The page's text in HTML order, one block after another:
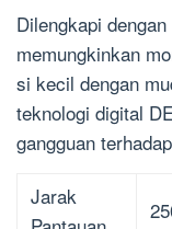
Dilengkapi
memungkinkan
si kecil dengan
teknologi digital
gangguan
Jarak